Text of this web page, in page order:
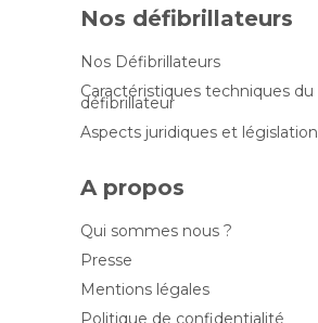
Nos défibrillateurs
Nos Défibrillateurs
Caractéristiques techniques du
défibrillateur
Aspects juridiques et législation
A propos
Qui sommes nous ?
Presse
Mentions légales
Politique de confidentialité